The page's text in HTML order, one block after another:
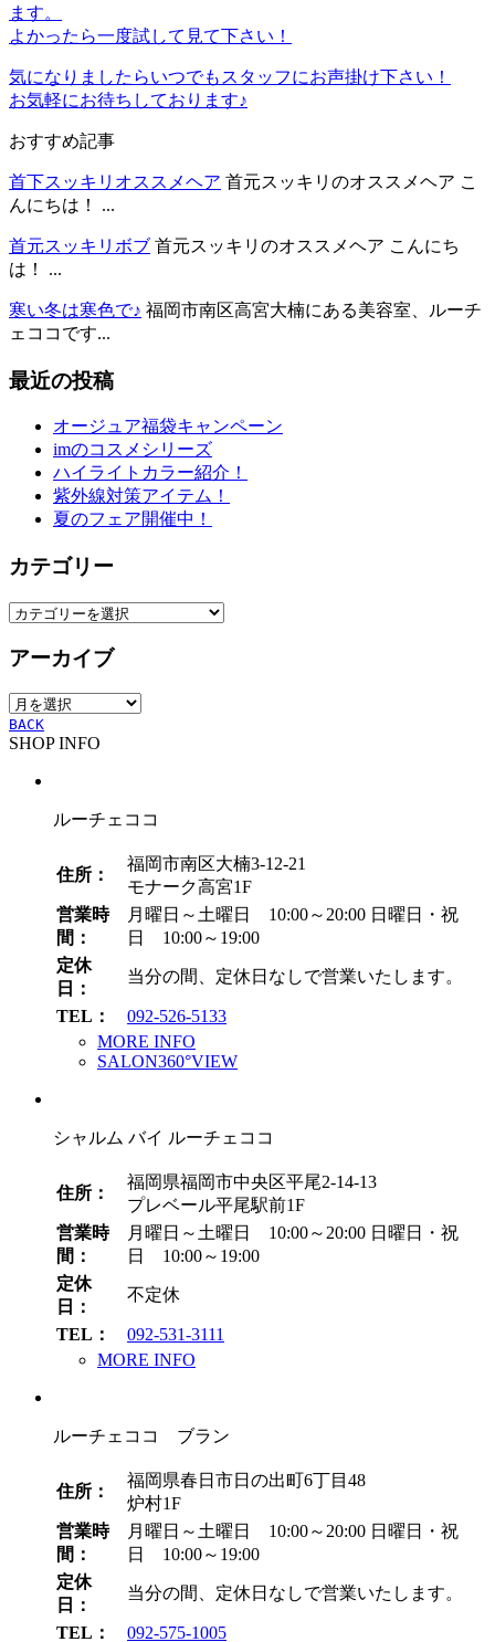
ます。
よかったら一度試して見て下さい！
気になりましたらいつでもスタッフにお声掛け下さい！
お気軽にお待ちしております♪
おすすめ記事
首下スッキリオススメヘア 首元スッキリのオススメヘア こ
んにちは！ ...
首元スッキリボブ 首元スッキリのオススメヘア こんにち
は！ ...
寒い冬は寒色で♪ 福岡市南区高宮大楠にある美容室、ルーチ
ェココです...
最近の投稿
オージュア福袋キャンペーン
imのコスメシリーズ
ハイライトカラー紹介！
紫外線対策アイテム！
夏のフェア開催中！
カテゴリー
カ
ゴ
ー
アーカイブ
ア
ー
カ
BACK
SHOP INFO
ルーチェココ
住所：
福岡市南区大楠3-12-21
モナーク高宮1F
営業時
間：
月曜日～土曜日 10:00～20:00 日曜日・祝
日 10:00～19:00
定休
日：
当分の間、定休日なしで営業いたします。
TEL：
092-526-5133
MORE INFO
SALON360°VIEW
シャルム バイ ルーチェココ
住所：
福岡県福岡市中央区平尾2-14-13
プレベール平尾駅前1F
営業時
間：
月曜日～土曜日 10:00～20:00 日曜日・祝
日 10:00～19:00
定休
日：
不定休
TEL：
092-531-3111
MORE INFO
ルーチェココ ブラン
住所：
福岡県春日市日の出町6丁目48
炉村1F
営業時
間：
月曜日～土曜日 10:00～20:00 日曜日・祝
日 10:00～19:00
定休
日：
当分の間、定休日なしで営業いたします。
TEL： 092-575-1005